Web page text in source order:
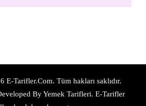
E-Tarifler.Com. Tüm hakları saklıdır.
ByYemek Tarifleri. E-Tarifler